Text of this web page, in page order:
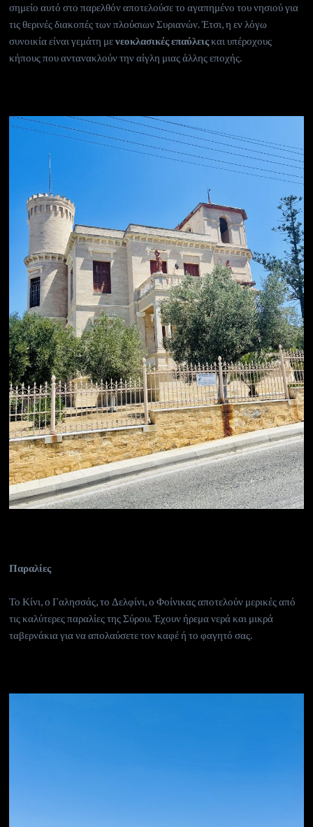
σημείο αυτό στο παρελθόν αποτελούσε το αγαπημένο του νησιού για
τις θερινές διακοπές των πλούσιων Συριανών. Έτσι, η εν λόγω
συνοικία είναι γεμάτη μενεοκλασικές επαύλειςκαι υπέροχους
κήπους που αντανακλούν την αίγλη μιας άλλης εποχής.
Παραλίες
Το Κίνι, ο Γαλησσάς, το Δελφίνι, ο Φοίνικας αποτελούν μερικές από
τις καλύτερες παραλίες της Σύρου. Έχουν ήρεμα νερά και μικρά
ταβερνάκια για να απολαύσετε τον καφέ ή το φαγητό σας.